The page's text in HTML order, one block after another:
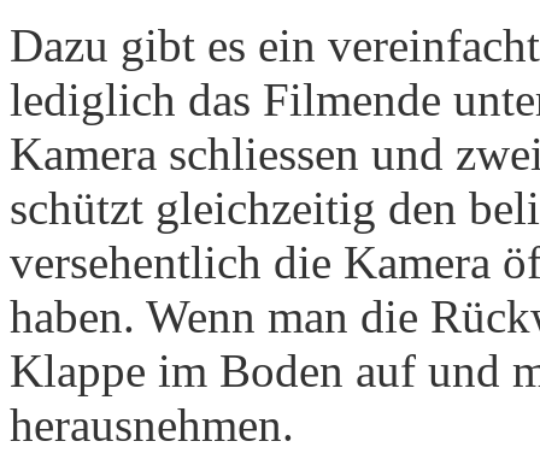
Dazu gibt es ein
lediglich das Filmende
Kamera schliessen und
schützt gleichzeitig den
versehentlich die Kamera
haben. Wenn man die
Klappe im Boden auf und
herausnehmen.